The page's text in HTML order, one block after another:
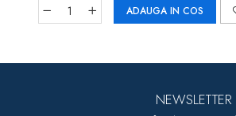
ADAUGA IN COS
NEWSLETTER